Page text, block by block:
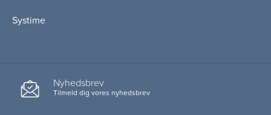
Systime
Nyhedsbrev
Tilmeld dig vores nyhedsbrev